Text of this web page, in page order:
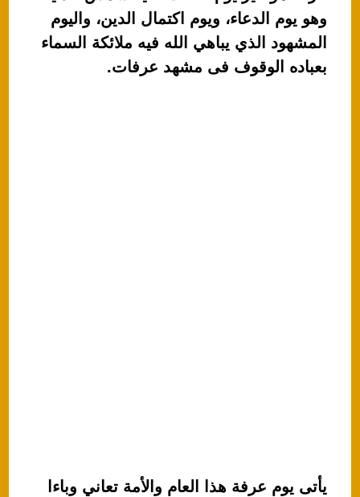
وهو يوم الدعاء، ويوم اكتمال الدين، واليوم
المشهود الذي يباهي الله فيه ملائكة السماء
بعباده الوقوف فى مشهد عرفات.
يأتى يوم عرفة هذا العام والأمة تعاني وباءا